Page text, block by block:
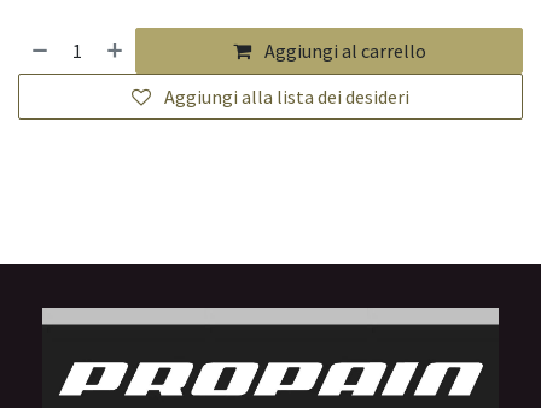
Aggiungi al carrello
Aggiungi alla lista dei desideri